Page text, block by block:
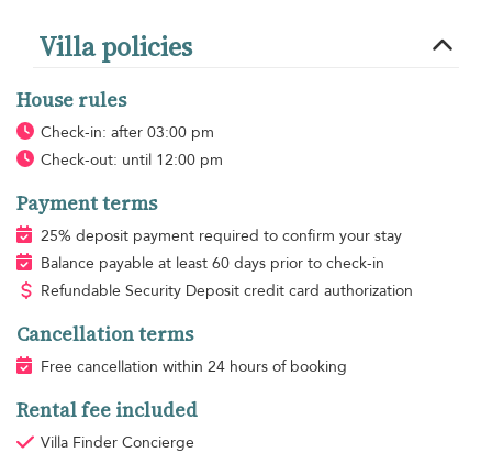
Villa policies
House rules
Check-in: after 03:00 pm
Check-out: until 12:00 pm
Payment terms
25% deposit payment required to confirm your stay
Balance payable at least 60 days prior to check-in
Refundable Security Deposit credit card authorization
Cancellation terms
Free cancellation within 24 hours of booking
Rental fee included
Villa Finder Concierge